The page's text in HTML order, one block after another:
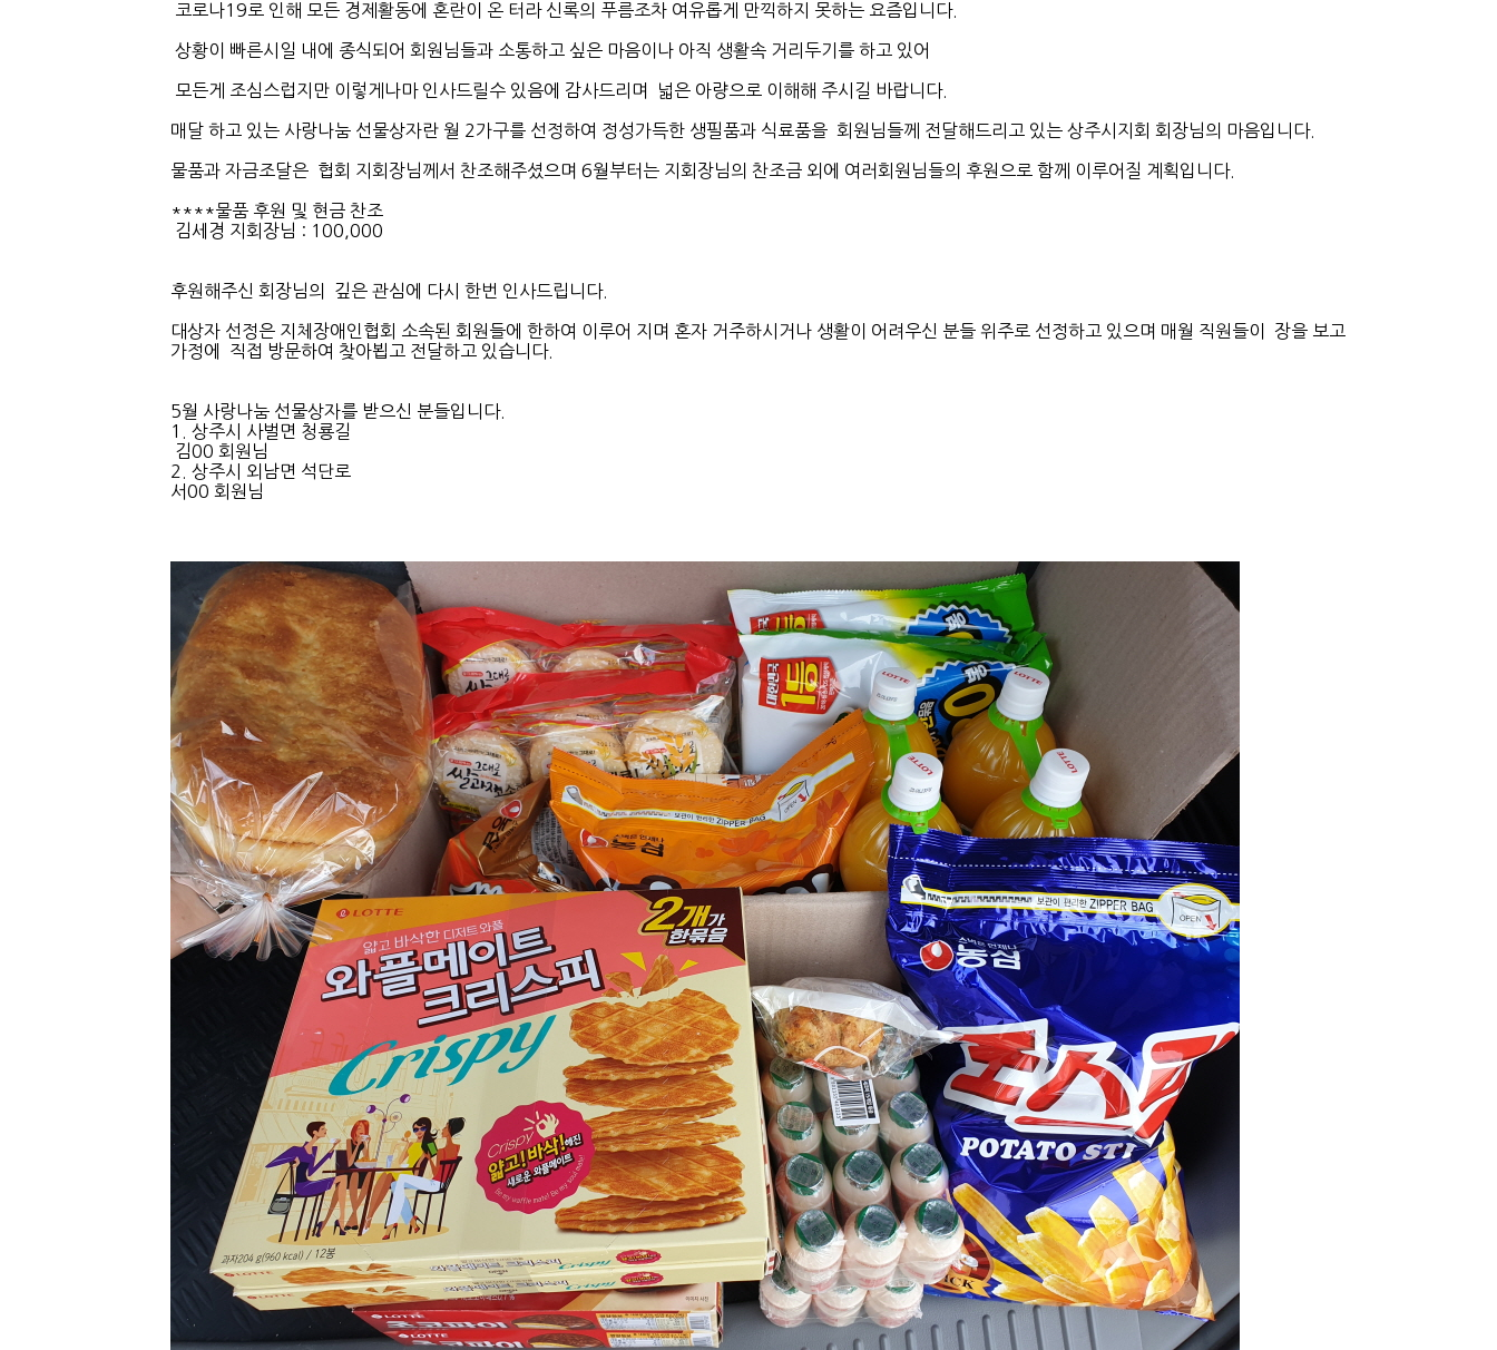
코로나19로 인해 모든 경제활동에 혼란이 온 터라 신록의 푸름조차 여유롭게 만끽하지 못하는 요즘입니다.
상황이 빠른시일 내에 종식되어 회원님들과 소통하고 싶은 마음이나 아직 생활속 거리두기를 하고 있어
모든게 조심스럽지만 이렇게나마 인사드릴수 있음에 감사드리며 넓은 아량으로 이해해 주시길 바랍니다.
매달 하고 있는 사랑나눔 선물상자란 월 2가구를 선정하여 정성가득한 생필품과 식료품을 회원님들께 전달해드리고 있는 상주시지회 회장님의 마음입니다.
물품과 자금조달은 협회 지회장님께서 찬조해주셨으며 6월부터는 지회장님의 찬조금 외에 여러회원님들의 후원으로 함께 이루어질 계획입니다.
****물품 후원 및 현금 찬조
김세경 지회장님 : 100,000
후원해주신 회장님의 깊은 관심에 다시 한번 인사드립니다.
가정에 직접 방문하여 찾아뵙고 전달하고 있습니다.
5월 사랑나눔 선물상자를 받으신 분들입니다.
1. 상주시 사벌면 청룡길
김00 회원님
2. 상주시 외남면 석단로
서00 회원님